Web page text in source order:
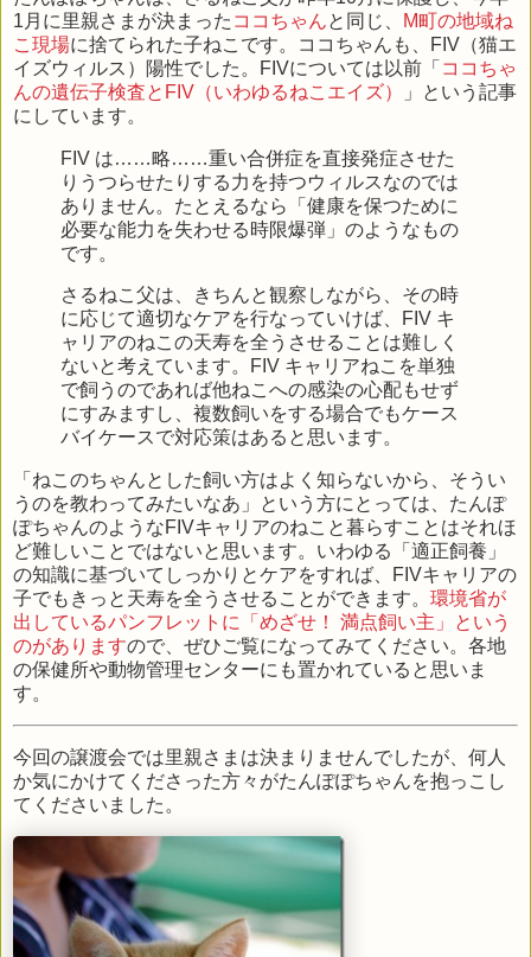
1月に里親さまが決まった ココちゃんと同じ、
M町の地域ね
こ現場に捨てられた子ねこです。ココちゃんも、FIV（猫エ
イズウィルス）陽性でした。FIVについては以前「 ココちゃ
んの遺伝子検査とFIV（いわゆるねこエイズ）
」という記事
にしています。
FIV は……略……重い合併症を直接発症させた
りうつらせたりする力を持つウィルスなのでは
ありません。たとえるなら「健康を保つために
必要な能力を失わせる時限爆弾」のようなもの
です。
さるねこ父は、きちんと観察しながら、その時
に応じて適切なケアを行なっていけば、FIV キ
ャリアのねこの天寿を全うさせることは難しく
ないと考えています。FIV キャリアねこを単独
で飼うのであれば他ねこへの感染の心配もせず
にすみますし、複数飼いをする場合でもケース
バイケースで対応策はあると思います。
「ねこのちゃんとした飼い方はよく知らないから、そうい
うのを教わってみたいなあ」という方にとっては、たんぽ
ぽちゃんのようなFIVキャリアのねこと暮らすことはそれほ
ど難しいことではないと思います。いわゆる「適正飼養」
の知識に基づいてしっかりとケアをすれば、FIVキャリアの
子でもきっと天寿を全うさせることができます。 環境省が
出しているパンフレットに「めざせ！ 満点飼い主」という
のがありますので、ぜひご覧になってみてください。各地
の保健所や動物管理センターにも置かれていると思いま
す。
今回の譲渡会では里親さまは決まりませんでしたが、何人
か気にかけてくださった方々がたんぽぽちゃんを抱っこし
てくださいました。